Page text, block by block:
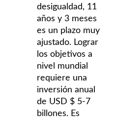
desigualdad, 11
años y 3 meses
es un plazo muy
ajustado. Lograr
los objetivos a
nivel mundial
requiere una
inversión anual
de USD $ 5-7
billones. Es